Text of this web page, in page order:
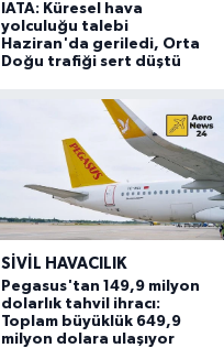
IATA: Küresel hava
yolculuğu talebi
Haziran'da geriledi, Orta
Doğu trafiği sert düştü
SIVIL HAVACILIK
Pegasus'tan 149,9 milyon
dolarlık tahvil ihracı:
Toplam büyüklük 649,9
milyon dolara ulaşıyor